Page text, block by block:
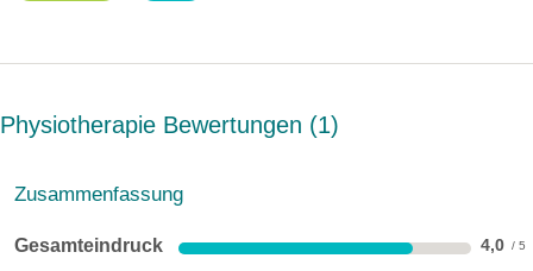
Physiotherapie Bewertungen 1
Zusammenfassung
Gesamteindruck 4,0